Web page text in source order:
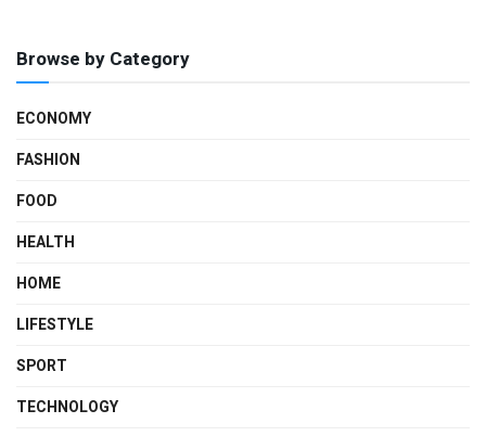
Browse by Category
ECONOMY
FASHION
FOOD
HEALTH
HOME
LIFESTYLE
SPORT
TECHNOLOGY